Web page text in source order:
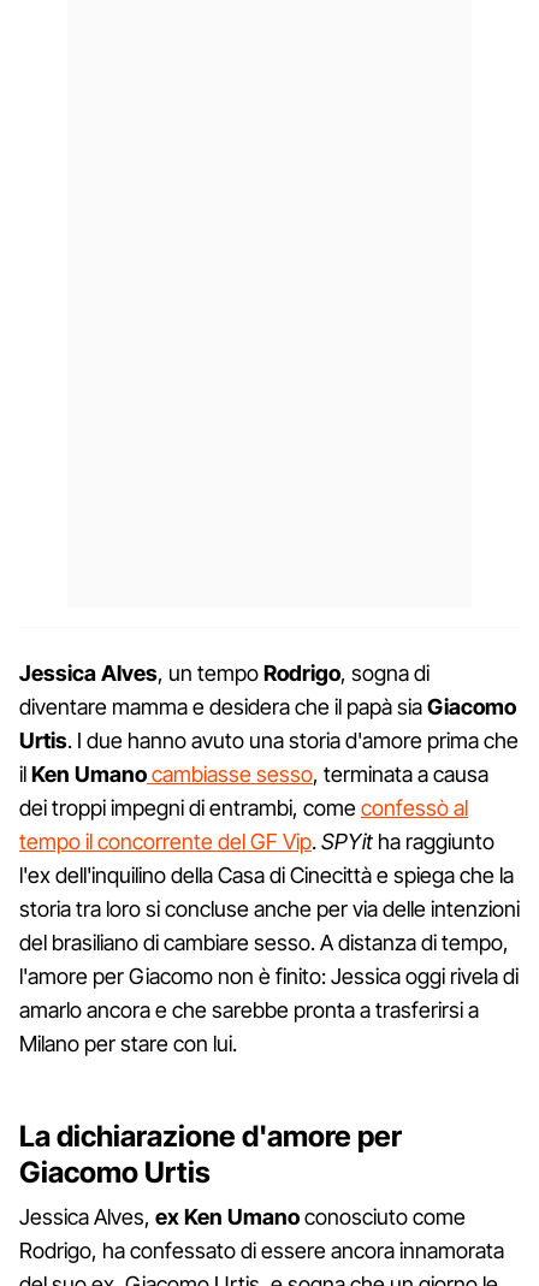
Jessica Alves, un tempoRodrigo, sogna di
diventare mamma e desidera che il papà siaGiacomo
Urtis. I due hanno avuto una storia d'amore prima che
ilKen Umanocambiasse sesso, terminata a causa
dei troppi impegni di entrambi, comeconfessò al
tempo il concorrente del GF Vip.SPYitha raggiunto
l'ex dell'inquilino della Casa di Cinecittà e spiega che la
storia tra loro si concluse anche per via delle intenzioni
del brasiliano di cambiare sesso. A distanza di tempo,
l'amore per Giacomo non è finito: Jessica oggi rivela di
amarlo ancora e che sarebbe pronta a trasferirsi a
Milano per stare con lui.
La dichiarazione d'amore per
Giacomo Urtis
Jessica Alves, ex Ken Umanoconosciuto come
Rodrigo, ha confessato di essere ancora innamorata